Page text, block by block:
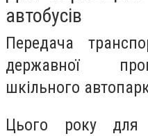
автобусів
Передача
державної
шкільного
Цього року для